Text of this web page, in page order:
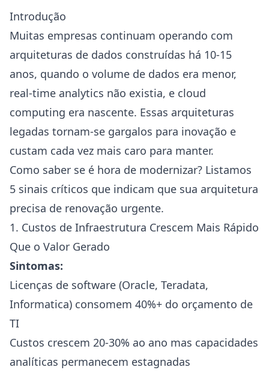
Introdução
Muitas empresas continuam operando com
arquiteturas de dados construídas há 10-15
anos, quando o volume de dados era menor,
real-time analytics não existia, e cloud
computing era nascente. Essas arquiteturas
legadas tornam-se gargalos para inovação e
custam cada vez mais caro para manter.
Como saber se é hora de modernizar? Listamos
5 sinais críticos que indicam que sua arquitetura
precisa de renovação urgente.
1. Custos de Infraestrutura Crescem Mais Rápido
Que o Valor Gerado
Sintomas:
Licenças de software (Oracle, Teradata,
Informatica) consomem 40%+ do orçamento de
TI
Custos crescem 20-30% ao ano mas capacidades
analíticas permanecem estagnadas